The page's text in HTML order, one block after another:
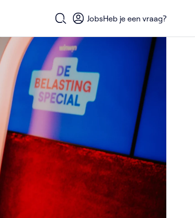
Open zoekformulier
JobsHeb je een vraag?